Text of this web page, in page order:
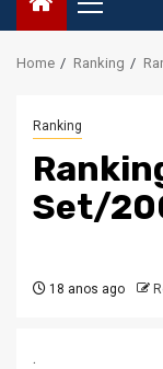
Primary
Menu
Home Ranking
Ranking
Set/
18 anos ago
.